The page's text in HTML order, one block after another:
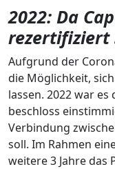
2022: Da
rezertifiziert
Aufgrund der
die Möglichkeit,
lassen. 2022 war
beschloss
Verbindung
soll. Im Rahmen
weitere 3 Jahre das